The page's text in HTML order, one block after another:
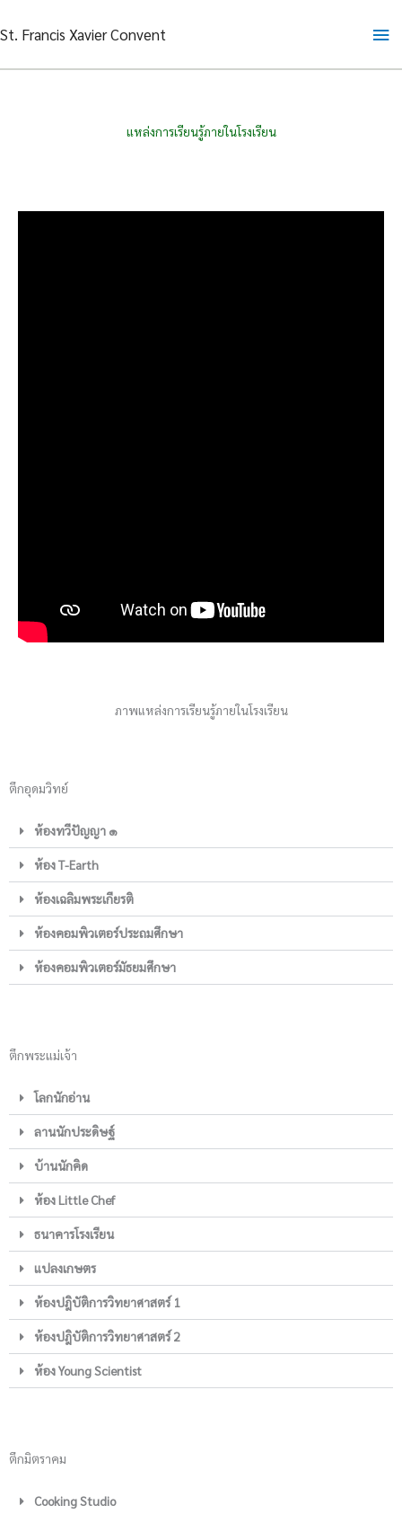
to
St. Francis Xavier Convent
แหล่งการเรียนรู้ภายในโรงเรียน
ภาพแหล่งการเรียนรู้ภายในโรงเรียน
ตึกอุดมวิทย์
ห้องทวีปัญญา ๑
ห้อง T-Earth
ห้องเฉลิมพระเกียรติ
ห้องคอมพิวเตอร์ประถมศึกษา
ห้องคอมพิวเตอร์มัธยมศึกษา
ตึกพระแม่เจ้า
โลกนักอ่าน
ลานนักประดิษฐ์
บ้านนักคิด
ห้อง Little Chef
ธนาคารโรงเรียน
แปลงเกษตร
ห้องปฎิบัติการวิทยาศาสตร์ 1
ห้องปฎิบัติการวิทยาศาสตร์ 2
ห้อง Young Scientist
ตึกมิตราคม
Cooking Studio